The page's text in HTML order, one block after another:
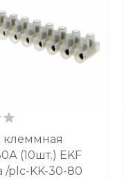
клеммная
(10шт.) EKF
/plc-KK-30-80